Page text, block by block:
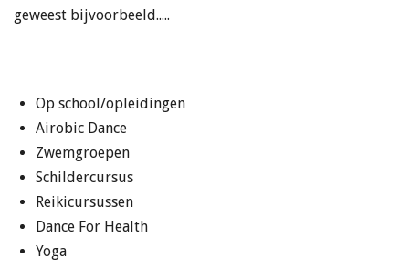
geweest bijvoorbeeld.....
Op school/opleidingen
Airobic Dance
Zwemgroepen
Schildercursus
Reikicursussen
Dance For Health
Yoga